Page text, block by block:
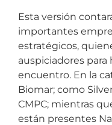
Esta versión
importantes
estratégicos,
auspiciadores para
encuentro. En la
Biomar; como
CMPC; mientras
están presentes